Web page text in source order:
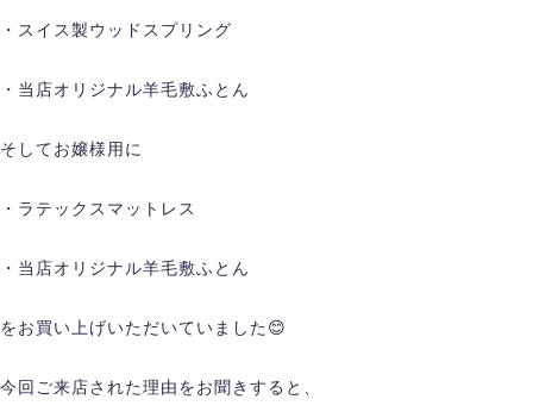
・スイス製ウッドスプリング
・当店オリジナル羊毛敷ふとん
そしてお嬢様用に
・ラテックスマットレス
・当店オリジナル羊毛敷ふとん
をお買い上げいただいていました😊
今回ご来店された理由をお聞きすると、